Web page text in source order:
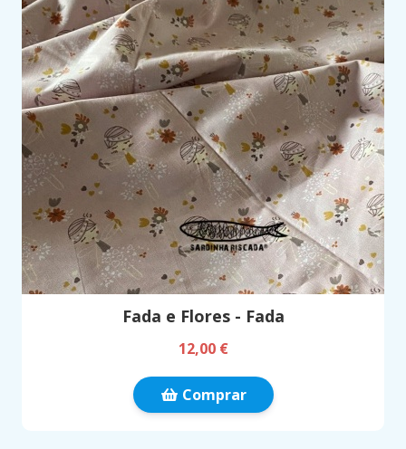
Fada e Flores - Fada
12,00 €
Comprar